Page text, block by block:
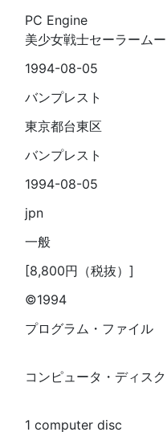
PC Engine
美少女戦士セーラーム
1994-08-05
バンプレスト
東京都台東区
バンプレスト
1994-08-05
jpn
一般
[8,800円（税抜）]
©1994
プログラム・ファイル
コンピュータ・ディスク
1 computer disc